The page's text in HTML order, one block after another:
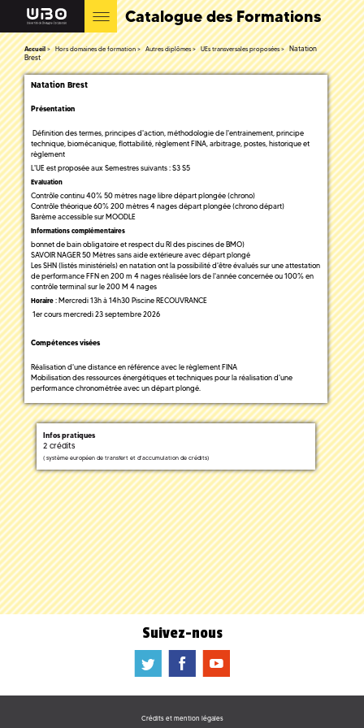
Catalogue des Formations
Accueil Hors domaines de formation Autres diplômes UEs transversales proposées
Natation
Brest
Natation Brest
Présentation
Définition des termes, principes d'action, méthodologie de l'entrainement, principe
technique, biomécanique, flottabilité, règlement FINA, arbitrage, postes, historique et
règlement
L'UE est proposée aux Semestres suivants : S3 S5
Evaluation
Contrôle continu 40% 50 mètres nage libre départ plongée (chrono)
Contrôle théorique 60% 200 mètres 4 nages départ plongée (chrono départ)
Barème accessible sur MOODLE
Informations complémentaires
bonnet de bain obligatoire et respect du RI des piscines de BMO)
SAVOIR NAGER 50 Mètres sans aide extérieure avec départ plongé
Les SHN (listés ministériels) en natation ont la possibilité d'être évalués sur une attestation
de performance FFN en 200 m 4 nages réalisée lors de l'année concernée ou 100% en
contrôle terminal sur le 200 M 4 nages
Horaire : Mercredi 13h à 14h30 Piscine RECOUVRANCE
1er cours mercredi 23 septembre 2026
Compétences visées
Réalisation d'une distance en référence avec le règlement FINA
Mobilisation des ressources énergétiques et techniques pour la réalisation d'une
performance chronométrée avec un départ plongé.
Infos pratiques
2 crédits
( système européen de transfert et d'accumulation de crédits)
Suivez-nous
a b f
Crédits et mention légales